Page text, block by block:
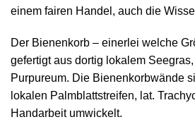
einem fairen Handel, auch die
Der Bienenkorb – einerlei welche
gefertigt aus dortig lokalem
Purpureum. Die Bienenkorbwände
lokalen Palmblattstreifen, lat.
Handarbeit umwickelt.